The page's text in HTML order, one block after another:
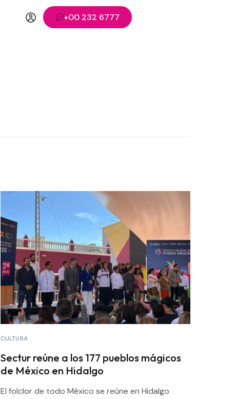
+00 232 6777
CULTURA
Sectur reúne a los 177 pueblos mágicos
de México en Hidalgo
El folclor de todo México se reúne en Hidalgo